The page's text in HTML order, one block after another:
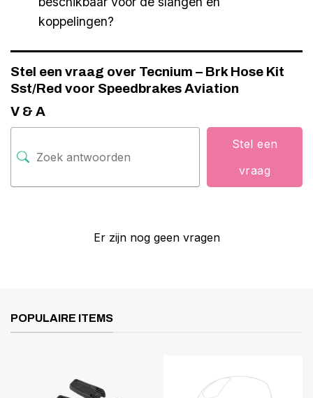
koppelingen?
Stel een vraag over Tecnium – Brk Hose Kit
Sst/Red voor Speedbrakes Aviation
V & A
Stel een
vraag
Er zijn nog geen vragen
POPULAIRE ITEMS